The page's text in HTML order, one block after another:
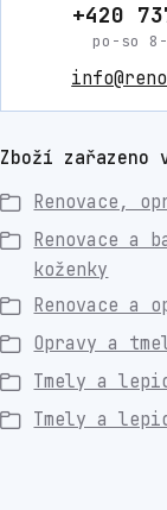
+420
po-so
Zboží
Renovace,
Renovace a
koženky
Renovace a
Opravy a
Tmely a
Tmely a